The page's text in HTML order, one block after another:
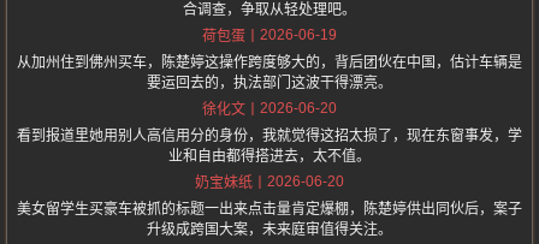
合调查，争取从轻处理吧。
荷包蛋
2026-06-19
从加州住到佛州买车，陈楚婷这操作跨度够大的，背后团伙在中国，估计车辆是
要运回去的，执法部门这波干得漂亮。
徐化文
2026-06-20
看到报道里她用别人高信用分的身份，我就觉得这招太损了，现在东窗事发，学
业和自由都得搭进去，太不值。
奶宝妹纸
2026-06-20
美女留学生买豪车被抓的标题一出来点击量肯定爆棚，陈楚婷供出同伙后，案子
升级成跨国大案，未来庭审值得关注。